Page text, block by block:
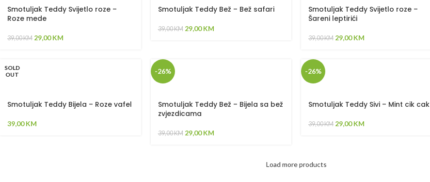
Smotuljak Teddy Svijetlo roze –
Roze mede
39,00KM 29,00KM
Smotuljak Teddy Bež – Bež safari
39,00KM 29,00KM
Smotuljak Teddy Svijetlo roze –
Šareni leptirići
39,00KM 29,00KM
SOLD
OUT
Smotuljak Teddy Bijela – Roze vafel
39,00KM
-26%
Smotuljak Teddy Bež – Bijela sa bež
zvjezdicama
39,00KM 29,00KM
-26%
Smotuljak Teddy Sivi – Mint cik cak
39,00KM 29,00KM
Load more products